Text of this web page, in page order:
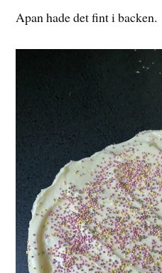
Apan hade det fint i backen.